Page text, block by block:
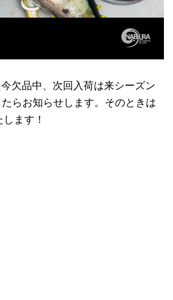
欠品中、次回入荷は来シーズン
らお知らせします。そのときは
ます！